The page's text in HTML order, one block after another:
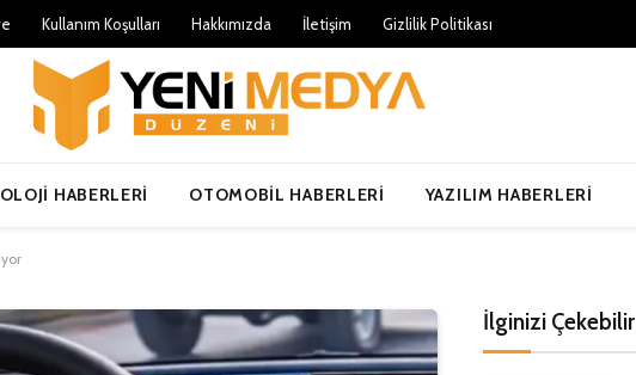
Kullanım Koşulları Hakkımızda İletişim Gizlilik Politikası
HABERLERI OTOMOBIL HABERLERI YAZILIM HABERLERI
İlginizi Çekebilir